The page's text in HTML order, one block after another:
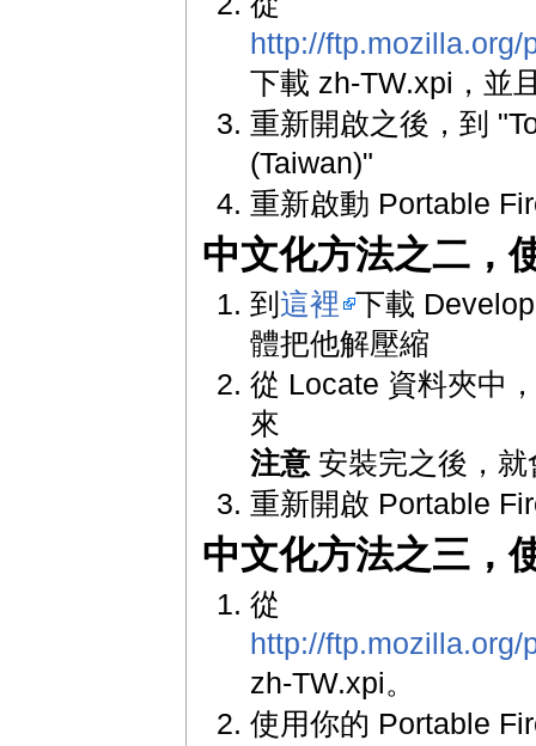
http://
下載 zh-TW.xpi，並
重新開啟之後，到
(Taiwan)"
重新啟動 Portable
中文化方法之二，
到這裡 下載
體把他解壓縮
從 Locate 資料夾中
來
注意 安裝完之後，
重新開啟 Portable
中文化方法之三，
從
http://
zh-TW.xpi。
使用你的 Portable